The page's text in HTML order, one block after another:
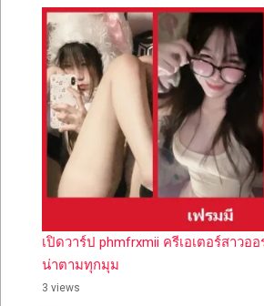
เปิดวาร์ป phmfrxmii ครีเอเตอร์สาวอ
น่าตามทุกมุม
3 views